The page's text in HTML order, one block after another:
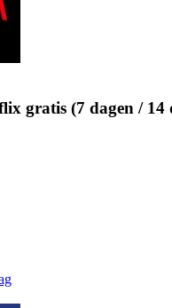
gratis (7 dagen / 14